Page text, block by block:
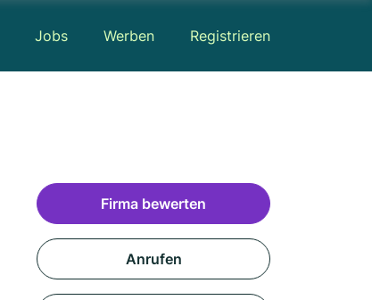
Jobs Werben Registrieren
Firma bewerten
Anrufen